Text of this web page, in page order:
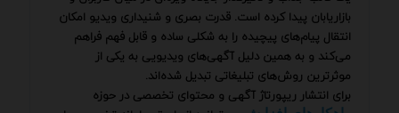
بازاریابان پیدا کرده است. قدرت بصری و شنیداری ویدیو امکان
انتقال پیام‌های پیچیده را به شکلی ساده و قابل فهم فراهم
می‌کند و به همین دلیل آگهی‌های ویدیویی به یکی از
موثرترین روش‌های تبلیغاتی تبدیل شده‌اند.
برای انتشار ریپورتاژ آگهی و محتوای تخصصی در حوزه